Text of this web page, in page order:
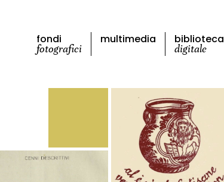
fondi
fotografici
multimedia biblioteca
digitale